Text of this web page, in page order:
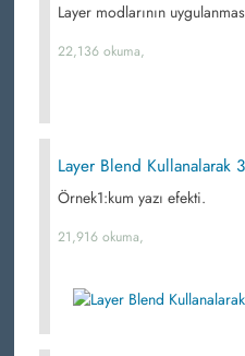
Layer modlarının
22,136 okuma,
Layer Blend Kullanalarak
Örnek1:kum yazı efekti.
21,916 okuma,